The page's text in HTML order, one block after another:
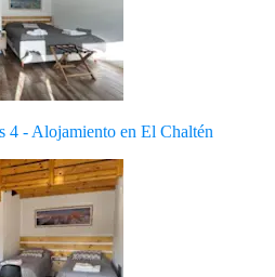
4 - Alojamiento en El Chaltén